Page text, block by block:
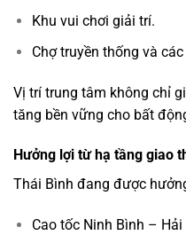
Khu vui chơi giải trí.
Chợ truyền thống và
Vị trí trung tâm không chỉ
tăng bền vững cho bất
Hưởng lợi từ hạ tầng giao
Thái Bình đang được
Cao tốc Ninh Bình – Hải